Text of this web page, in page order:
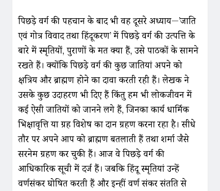
पिछड़े वर्ग की पहचान के बाद भी वह दूसरे अध्याय—’जाति
एवं गोत्र विवाद तथा हिंदूकरण’ में पिछड़े वर्ग की उत्पत्ति के
बारे में स्मृतियों, पुराणों के मत क्या हैं, उसे पाठकों के सामने
रखते हैं। क्योंकि पिछड़े वर्ग की कुछ जातियां अपने को
क्षत्रिय और ब्राह्मण होने का दावा करती रही हैं। लेखक ने
उसके कुछ उदाहरण भी दिए हैं किंतु हम भी लोकजीवन में
कई ऐसी जातियों को जानने लगे हैं, जिनका कार्य धार्मिक
भिक्षावृत्ति या ग्रह विशेष का दान ग्रहण करना रहा है। सीधे
तौर पर अपने आप को ब्राह्मण बतलाती हैं तथा शर्मा जैसे
सरनेम ग्रहण कर चुकी हैं। आज वे पिछड़े वर्ग की
आधिकारिक सूची में दर्ज हैं। जबकि हिंदू स्मृतियां उन्हें
वर्णसंकर घोषित करती हैं और इन्हीं वर्ण संकर संतति से